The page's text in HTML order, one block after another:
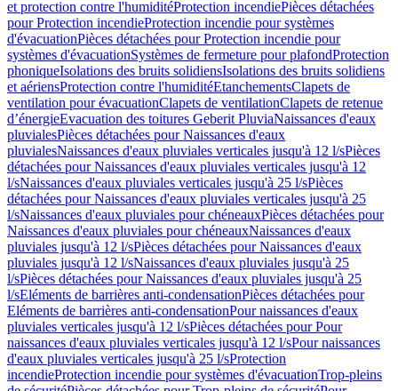
et protection contre l'humiditéProtection incendiePièces détachées
pour Protection incendieProtection incendie pour systèmes
d'évacuationPièces détachées pour Protection incendie pour
systèmes d'évacuationSystèmes de fermeture pour plafondProtection
phoniqueIsolations des bruits solidiensIsolations des bruits solidiens
et aériensProtection contre l'humiditéEtanchementsClapets de
ventilation pour évacuationClapets de ventilationClapets de retenue
d’énergieEvacuation des toitures Geberit PluviaNaissances d'eaux
pluvialesPièces détachées pour Naissances d'eaux
pluvialesNaissances d'eaux pluviales verticales jusqu'à 12 l/sPièces
détachées pour Naissances d'eaux pluviales verticales jusqu'à 12
l/sNaissances d'eaux pluviales verticales jusqu'à 25 l/sPièces
détachées pour Naissances d'eaux pluviales verticales jusqu'à 25
l/sNaissances d'eaux pluviales pour chéneauxPièces détachées pour
Naissances d'eaux pluviales pour chéneauxNaissances d'eaux
pluviales jusqu'à 12 l/sPièces détachées pour Naissances d'eaux
pluviales jusqu'à 12 l/sNaissances d'eaux pluviales jusqu'à 25
l/sPièces détachées pour Naissances d'eaux pluviales jusqu'à 25
l/sEléments de barrières anti-condensationPièces détachées pour
Eléments de barrières anti-condensationPour naissances d'eaux
pluviales verticales jusqu'à 12 l/sPièces détachées pour Pour
naissances d'eaux pluviales verticales jusqu'à 12 l/sPour naissances
d'eaux pluviales verticales jusqu'à 25 l/sProtection
incendieProtection incendie pour systèmes d'évacuationTrop-pleins